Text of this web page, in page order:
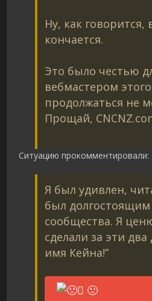
Ну, как говорится,
кончается.
Это было честью
вебмастером
продолжаться не
Прощай,
Ситуацию прокомментировали:
Я был удивлен,
был
сообщества. Я
сделали за эти два
имя Кейна!”